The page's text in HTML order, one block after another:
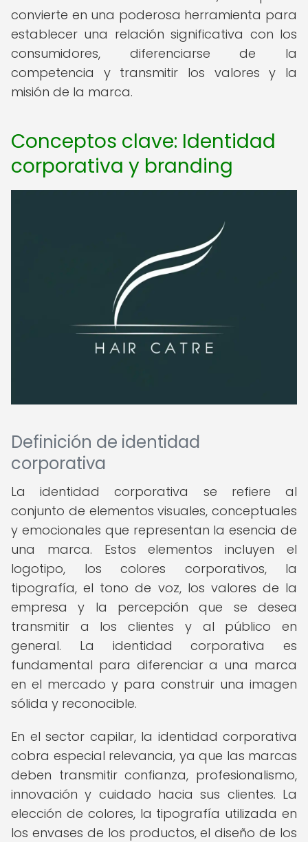
convierte en una poderosa herramienta para
establecer una relación significativa con los
consumidores, diferenciarse de la
competencia y transmitir los valores y la
misión de la marca.
Conceptos clave: Identidad
corporativa y branding
Definición de identidad
corporativa
La identidad corporativa se refiere al
conjunto de elementos visuales, conceptuales
y emocionales que representan la esencia de
una marca. Estos elementos incluyen el
logotipo, los colores corporativos, la
tipografía, el tono de voz, los valores de la
empresa y la percepción que se desea
transmitir a los clientes y al público en
general. La identidad corporativa es
fundamental para diferenciar a una marca
en el mercado y para construir una imagen
sólida y reconocible.
En el sector capilar, la identidad corporativa
cobra especial relevancia, ya que las marcas
deben transmitir confianza, profesionalismo,
innovación y cuidado hacia sus clientes. La
elección de colores, la tipografía utilizada en
los envases de los productos, el diseño de los